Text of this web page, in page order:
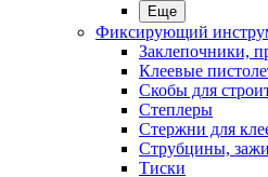
Еще
Фиксирующий
Заклепочники,
Клеевые
Скобы для
Степлеры
Стержни для
Струбцины,
Тиски